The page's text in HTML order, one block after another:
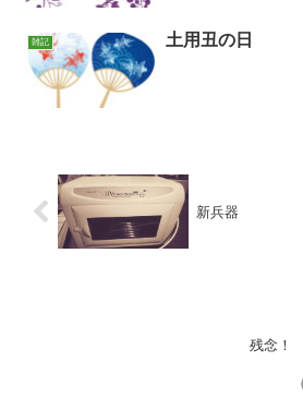
雑記 土用丑の日
新兵器
残念！